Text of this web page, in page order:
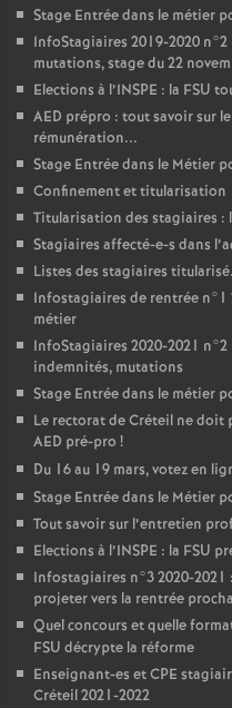
Stage Entrée dans le métier
InfoStagiaires 2019-2020
mutations, stage du 22
Elections à l’INSPE : la FSU
AED prépro : tout savoir sur
rémunération...
Stage Entrée dans le Métier
Confinement et titularisation
Titularisation des stagiaires :
Stagiaires affecté-e-s dans
Listes des stagiaires
Infostagiaires de rentrée n°1
métier
InfoStagiaires 2020-2021
indemnités, mutations
Stage Entrée dans le métier
Le rectorat de Créteil ne doit
AED pré-pro !
Du 16 au 19 mars, votez en
Stage Entrée dans le Métier
Tout savoir sur l’entretien
Elections à l’INSPE : la FSU
Infostagiaires n°3 2020-
projeter vers la rentrée
Quel concours et quelle
FSU décrypte la réforme
Enseignant-es etCPE
Créteil 2021-2022